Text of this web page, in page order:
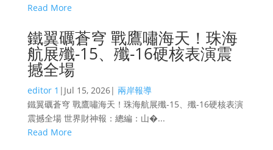
Read More
鐵翼礪蒼穹 戰鷹嘯海天！珠海
航展殲-15、殲-16硬核表演震
撼全場
editor 1 | Jul 15, 2026| 兩岸報導
鐵翼礪蒼穹 戰鷹嘯海天！珠海航展殲-15、殲-16硬核表演
震撼全場 世界財神報：總編：山�...
Read More